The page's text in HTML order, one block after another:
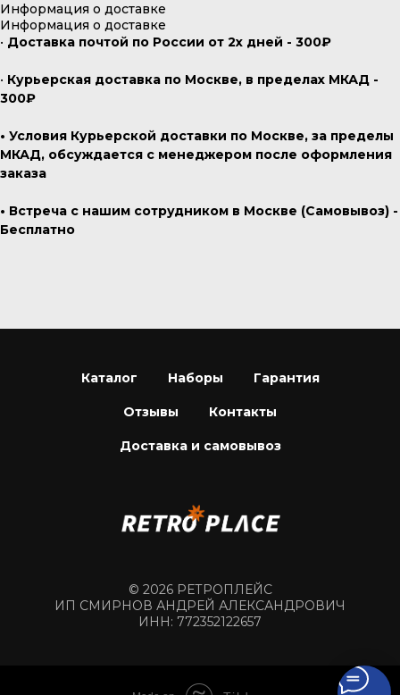
Информация о доставке
Информация о доставке
• Доставка почтой по России от 2х дней - 300₽
• Курьерская доставка по Москве, в пределах МКАД -
300₽
• Условия Курьерской доставки по Москве, за пределы
МКАД, обсуждается с менеджером после оформления
заказа
• Встреча с нашим сотрудником в Москве (Самовывоз) -
Бесплатно
Каталог Наборы Гарантия
Отзывы Контакты
Доставка и самовывоз
© 2026 РЕТРОПЛЕЙС
ИП СМИРНОВ АНДРЕЙ АЛЕКСАНДРОВИЧ
ИНН: 772352122657